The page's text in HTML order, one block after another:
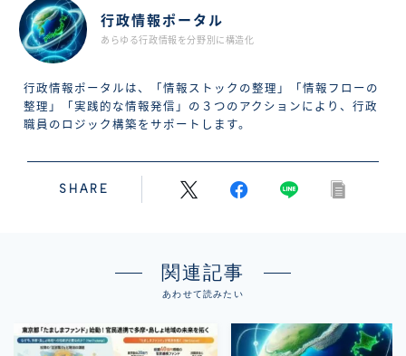
行政情報ポータル
あらゆる行政情報を分野別に構造化
行政情報ポータルは、「情報ストックの整理」「情報フローの
整理」「実践的な情報発信」の３つのアクションにより、行政
職員のロジック構築をサポートします。
SHARE
関連記事
あわせて読みたい